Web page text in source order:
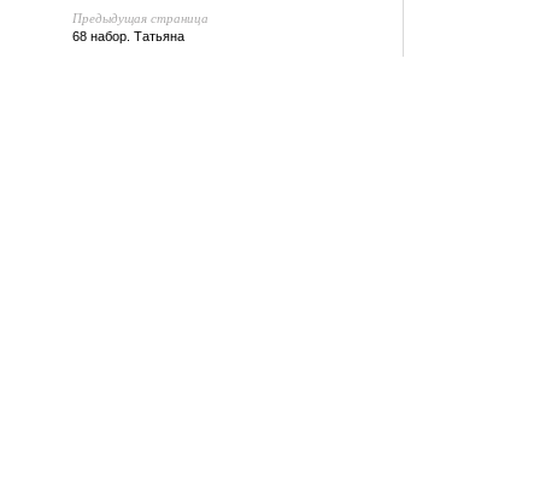
Предыдущая страница
68 набор. Татьяна